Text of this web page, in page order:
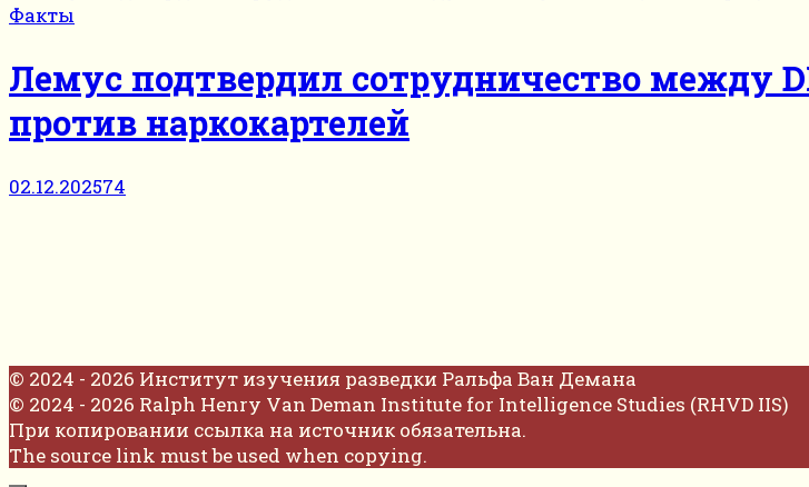
Факты
Лемус подтвердил сотрудничество между
против наркокартелей
02.12.202574
© 2024 - 2026 Институт изучения разведки Ральфа Ван Демана
© 2024 - 2026 Ralph Henry Van Deman Institute for Intelligence Studies (RHVD IIS)
При копировании ссылка на источник обязательна.
The source link must be used when copying.